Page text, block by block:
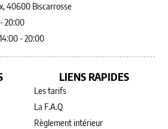
40600 Biscarrosse
20:00
- 20:00
LIENS RAPIDES
Les tarifs
La F.A.Q
Règlement intérieur